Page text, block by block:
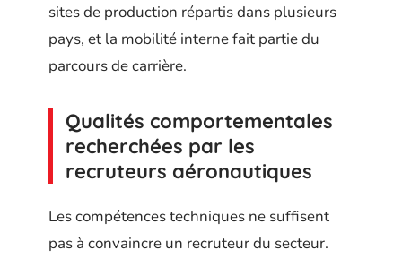
sites de production répartis dans plusieurs
pays, et la mobilité interne fait partie du
parcours de carrière.
Qualités comportementales
recherchées par les
recruteurs aéronautiques
Les compétences techniques ne suffisent
pas à convaincre un recruteur du secteur.